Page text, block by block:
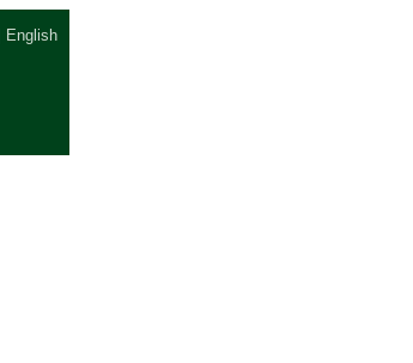
English